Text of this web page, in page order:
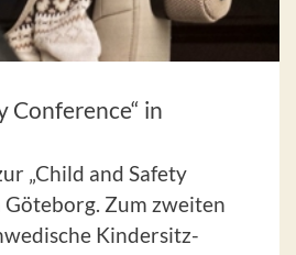
Conference“ in
„Child and Safety
Göteborg. Zum zweiten
Kindersitz-